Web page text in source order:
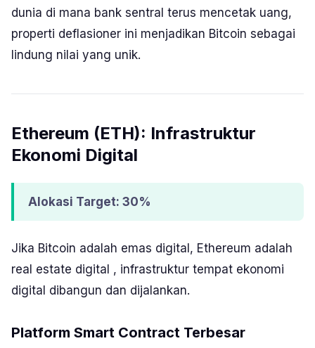
dunia di mana bank sentral terus mencetak uang,
properti deflasioner ini menjadikan Bitcoin sebagai
lindung nilai yang unik.
Ethereum (ETH): Infrastruktur
Ekonomi Digital
Alokasi Target: 30%
Jika Bitcoin adalah emas digital, Ethereum adalah
real estate digital , infrastruktur tempat ekonomi
digital dibangun dan dijalankan.
Platform Smart Contract Terbesar